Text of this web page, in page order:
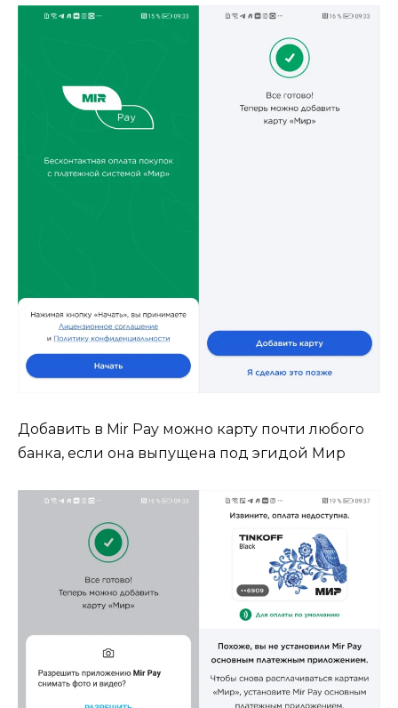
Добавить в Mir Pay можно карту почти любого
банка, если она выпущена под эгидой Мир